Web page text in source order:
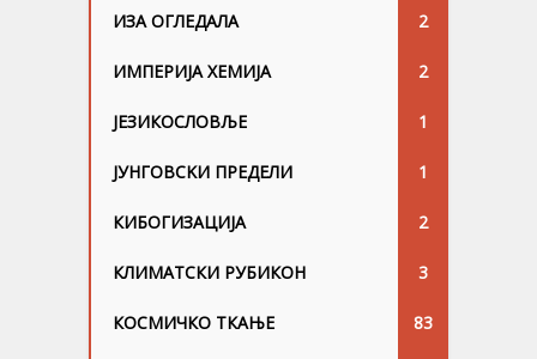
ИЗА ОГЛЕДАЛА 2
ИМПЕРИЈА ХЕМИЈА 2
ЈЕЗИКОСЛОВЉЕ 1
ЈУНГОВСKИ ПРЕДЕЛИ 1
КИБОГИЗАЦИЈА 2
КЛИМАТСКИ РУБИКОН 3
КОСМИЧКО ТКАЊЕ 83